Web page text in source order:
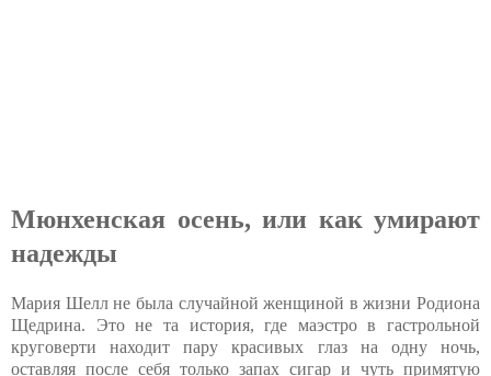
Мюнхенская осень, или как умирают
надежды
Мария Шелл не была случайной женщиной в жизни Родиона
Щедрина. Это не та история, где маэстро в гастрольной
круговерти находит пару красивых глаз на одну ночь,
оставляя после себя только запах сигар и чуть примятую